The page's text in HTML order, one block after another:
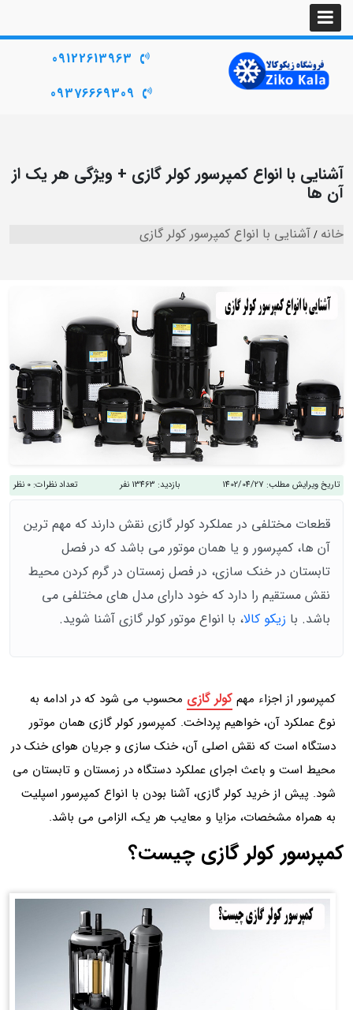
09122613963
09376669309
آشنایی با انواع کمپرسور کولر گازی + ویژگی هر یک از
آن ها
خانه آشنایی با انواع کمپرسور کولر گازی
تاریخ ویرایش مطلب: 1402/04/27 بازدید: 13463 نفر تعداد نظرات: 0 نظر
قطعات مختلفی در عملکرد کولر گازی نقش دارند که مهم ترین
آن ها، کمپرسور و یا همان موتور می باشد که در فصل
تابستان در خنک سازی، در فصل زمستان در گرم کردن محیط
نقش مستقیم را دارد که خود دارای مدل های مختلفی می
باشد. با زیکو کالا، با انواع موتور کولر گازی آشنا شوید.
کمپرسور از اجزاء مهم کولر گازی محسوب می شود که در ادامه به
نوع عملکرد آن، خواهیم پرداخت. کمپرسور کولر گازی همان موتور
دستگاه است که نقش اصلی آن، خنک سازی و جریان هوای خنک در
محیط است و باعث اجرای عملکرد دستگاه در زمستان و تابستان می
شود. پیش از خرید کولر گازی، آشنا بودن با انواع کمپرسور اسپلیت
به همراه مشخصات، مزایا و معایب هر یک، الزامی می باشد.
کمپرسور کولر گازی چیست؟